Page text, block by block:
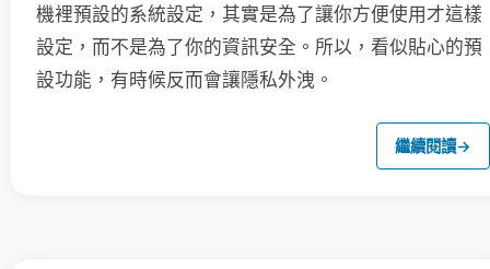
機裡預設的系統設定，其實是為了讓你方便使用才這樣
設定，而不是為了你的資訊安全。所以，看似貼心的預
設功能，有時候反而會讓隱私外洩。
繼續閱讀→